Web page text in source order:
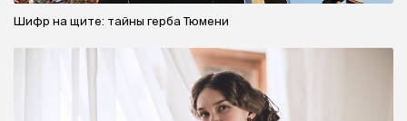
Шифр на щите: тайны герба Тюмени